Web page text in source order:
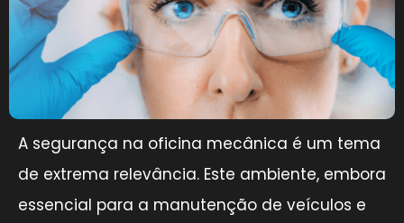
A segurança na oficina mecânica é um tema
de extrema relevância. Este ambiente, embora
essencial para a manutenção de veículos e